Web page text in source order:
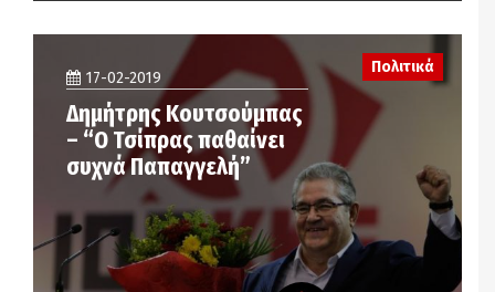
17-02-2019
Δημήτρης Κουτσούμπας
– “Ο Τσίπρας παθαίνει
συχνά Παπαγγελή”
Πολιτικά